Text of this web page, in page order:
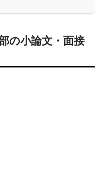
の小論文・面接